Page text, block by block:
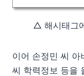
△ 해시태그
이어 손정민 씨 아
씨 학력정보 등을